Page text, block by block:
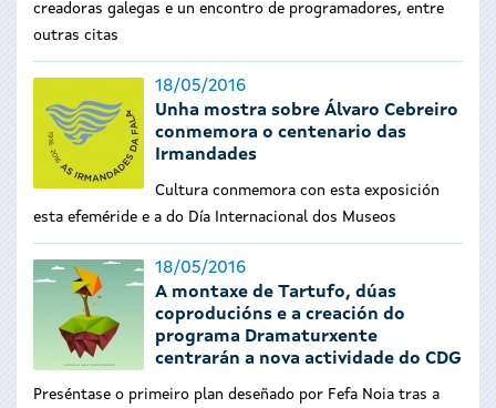
creadoras galegas e un encontro de programadores, entre
outras citas
18/05/2016
Unha mostra sobre Álvaro Cebreiro
conmemora o centenario das
Irmandades
Cultura conmemora con esta exposición
esta efeméride e a do Día Internacional dos Museos
18/05/2016
A montaxe de Tartufo, dúas
coproducións e a creación do
programa Dramaturxente
centrarán a nova actividade do CDG
Preséntase o primeiro plan deseñado por Fefa Noia tras a